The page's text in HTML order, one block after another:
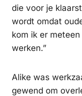
die voor je
wordt omdat
kom ik er
werken.”
Alike was
gewend om